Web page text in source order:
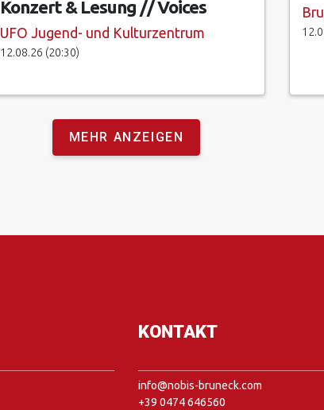
Konzert & Lesung // Voices
UFO Jugend- und Kulturzentrum
12.08.26 (20:30)
MEHR ANZEIGEN
KONTAKT
info@nobis-bruneck.com
+39 0474 646560